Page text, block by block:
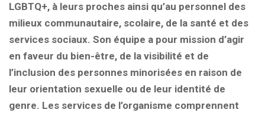
LGBTQ+, à leurs proches ainsi qu’au personnel des
milieux communautaire, scolaire, de la santé et des
services sociaux. Son équipe a pour mission d’agir
en faveur du bien-être, de la visibilité et de
l’inclusion des personnes minorisées en raison de
leur orientation sexuelle ou de leur identité de
genre. Les services de l’organisme comprennent